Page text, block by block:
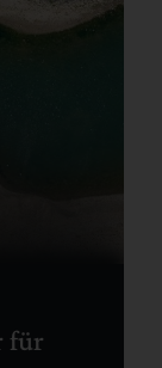
für